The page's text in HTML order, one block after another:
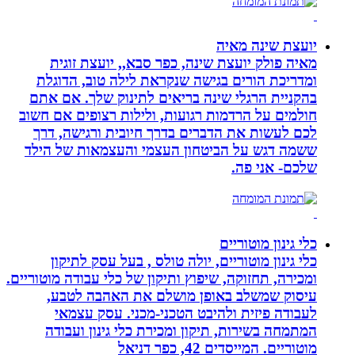
יועצת שינה מאיה
מאיה פולק יועצת שינה, כפר סבא,, יועצת זוגית
ומדריכת הורים בגישה שנקראת לילה טוב, הדוגלת
בהקניית הרגלי שינה בריאים לתינוק שלך. אם אתם
חולמים על הרדמות רגועות, ולילות רצופים אם חשוב
לכם לעשות את הדברים בדרך חיובית ורגישה, דרך
ששמה דגש על הביטחון העצמי והעצמאות של הילד
שלכם- אני פה.
כלי גינון מוטוריים
כלי גינון מוטוריים, יולה טולס , בעל עסק לתיקון
ומכירה, תחזוקה, שיפוץ ותיקון של כלי עבודה מוטוריים.
עיסוק שמשלב באופן מושלם את האהבה לטבע,
לעבודה פיזית ולהיבט הטכני-מכני. עסק עצמאי
המתמחה בשירות, תיקון ומכירת כלי גינון ועבודה
מוטוריים. המייסדים 42, כפר דניאל